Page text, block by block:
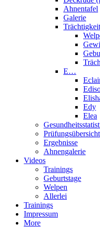
Ahnentafel
Galerie
E…
Edy
Elea
Prüfungsübersicht
Ergebnisse
Ahnengalerie
Videos
Trainings
Geburtstage
Welpen
Allerlei
Trainings
Impressum
More